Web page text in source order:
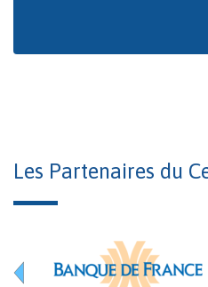
Les Partenaires du